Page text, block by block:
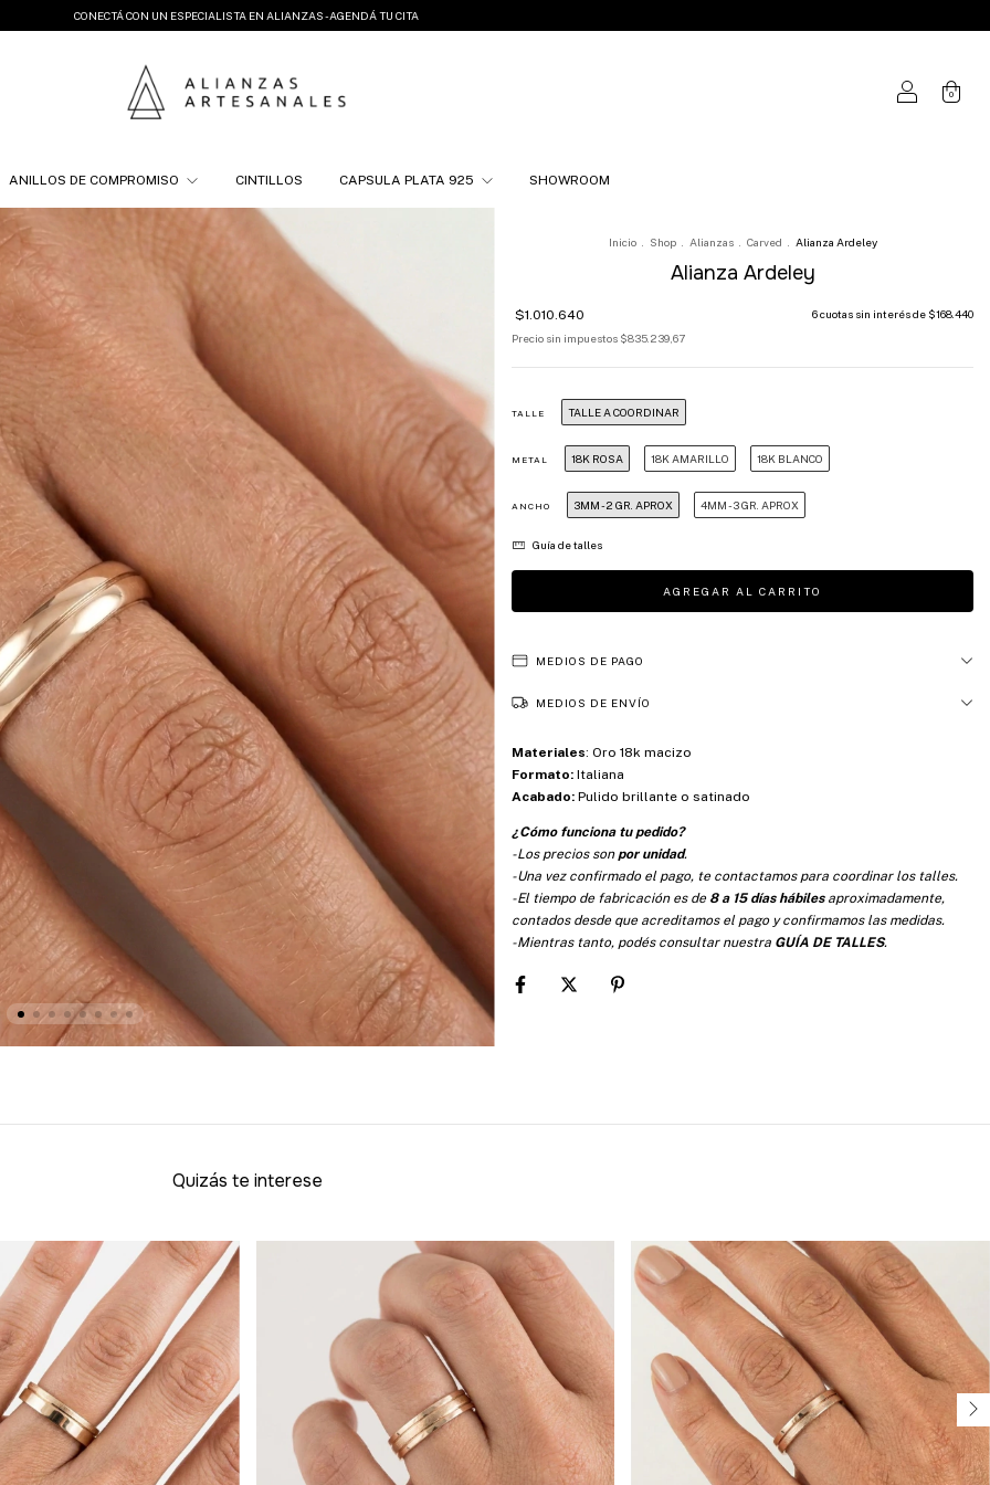
CONECTÁ CON UN ESPECIALISTA EN ALIANZAS - AGENDÁ TU CITA
0
ANILLOS DE COMPROMISO CINTILLOS CAPSULA PLATA 925 SHOWROOM
Inicio Shop Alianzas Carved Alianza Ardeley
Alianza Ardeley
$1.010.640 6cuotas sin interés de $168.440
Precio sin impuestos $835.239,67
TALLE TALLE A COORDINAR
METAL 18K ROSA 18K AMARILLO 18K BLANCO
ANCHO 3MM - 2 GR. APROX 4MM - 3 GR. APROX
Guía de talles
MEDIOS DE PAGO
MEDIOS DE ENVÍO
Materiales: Oro 18k macizo
Formato: Italiana
Acabado: Pulido brillante o satinado
¿Cómo funciona tu pedido?
-Los precios sonpor unidad.
-Una vez confirmado el pago, te contactamos para coordinar los talles.
-El tiempo de fabricación es de 8 a 15 días hábilesaproximadamente,
contados desde que acreditamos el pago y confirmamos las medidas.
-Mientras tanto, podés consultar nuestra GUÍA DE TALLES.
Quizás te interese